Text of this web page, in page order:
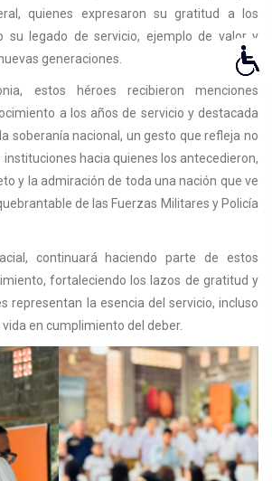
quienes expresaron su gratitud a los
su legado de servicio, ejemplo de valor y
generaciones.
estos héroes recibieron menciones
a los años de servicio y destacada
soberanía nacional, un gesto que refleja no
hacia quienes los antecedieron,
y la admiración de toda una nación que ve
de las Fuerzas Militares y Policía
continuará haciendo parte de estos
fortaleciendo los lazos de gratitud y
representan la esencia del servicio, incluso
en cumplimiento del deber.